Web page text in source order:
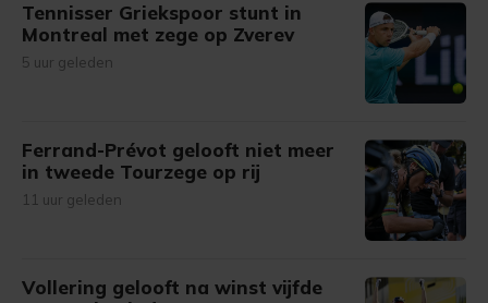
Tennisser Griekspoor stunt in
Montreal met zege op Zverev
5 uur geleden
Ferrand-Prévot gelooft niet meer
in tweede Tourzege op rij
11 uur geleden
Vollering gelooft na winst vijfde